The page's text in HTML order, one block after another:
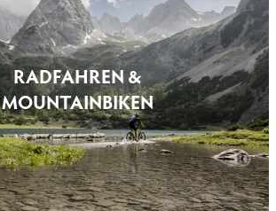
RADFAHREN &
MOUNTAINBIKEN